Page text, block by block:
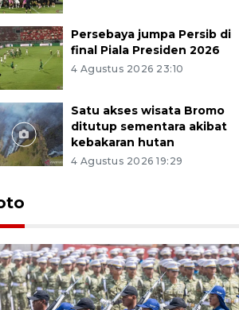
Persebaya jumpa Persib di
final Piala Presiden 2026
4 Agustus 2026 23:10
Satu akses wisata Bromo
ditutup sementara akibat
kebakaran hutan
4 Agustus 2026 19:29